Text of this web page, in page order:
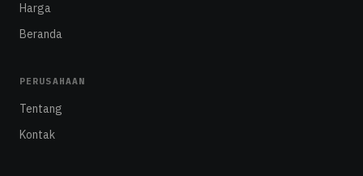
Harga
Beranda
PERUSAHAAN
Tentang
Kontak